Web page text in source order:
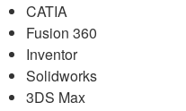
CATIA
Fusion 360
Inventor
Solidworks
3DS Max